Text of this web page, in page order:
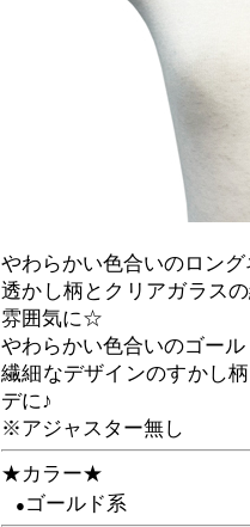
やわらかい色合いのロン
透かし柄とクリアガラス
雰囲気に☆
やわらかい色合いのゴー
繊細なデザインのすかし
デに♪
※アジャスター無し
★カラー★
● ゴールド系